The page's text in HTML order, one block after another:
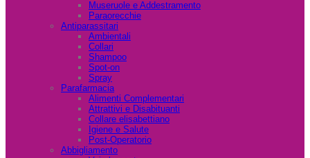
Museruole e Addestramento
Paraorecchie
Antiparassitari
Ambientali
Collari
Shampoo
Spot-on
Spray
Parafarmacia
Alimenti Complementari
Attrattivi e Disabituanti
Collare elisabettiano
Igiene e Salute
Post-Operatorio
Abbigliamento